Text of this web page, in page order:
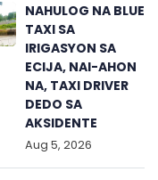
NAHULOG NA BLUE
TAXI SA
IRIGASYON SA
ECIJA, NAI-AHON
NA, TAXI DRIVER
DEDO SA
AKSIDENTE
Aug 5, 2026